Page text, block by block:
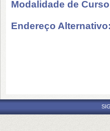
Modalidade de
Endereço Alternativo: